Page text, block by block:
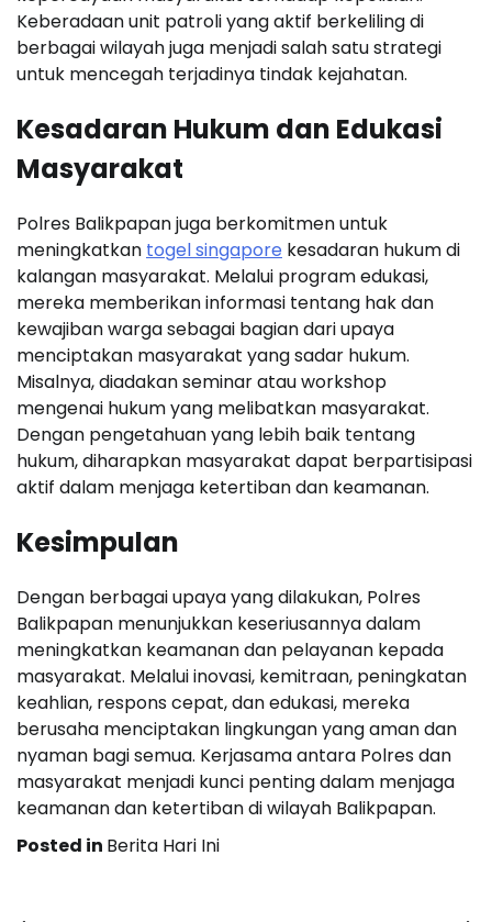
Keberadaan unit patroli yang aktif berkeliling di
berbagai wilayah juga menjadi salah satu strategi
untuk mencegah terjadinya tindak kejahatan.
Kesadaran Hukum dan Edukasi
Masyarakat
Polres Balikpapan juga berkomitmen untuk
meningkatkan togel singapore kesadaran hukum di
kalangan masyarakat. Melalui program edukasi,
mereka memberikan informasi tentang hak dan
kewajiban warga sebagai bagian dari upaya
menciptakan masyarakat yang sadar hukum.
Misalnya, diadakan seminar atau workshop
mengenai hukum yang melibatkan masyarakat.
Dengan pengetahuan yang lebih baik tentang
hukum, diharapkan masyarakat dapat berpartisipasi
aktif dalam menjaga ketertiban dan keamanan.
Kesimpulan
Dengan berbagai upaya yang dilakukan, Polres
Balikpapan menunjukkan keseriusannya dalam
meningkatkan keamanan dan pelayanan kepada
masyarakat. Melalui inovasi, kemitraan, peningkatan
keahlian, respons cepat, dan edukasi, mereka
berusaha menciptakan lingkungan yang aman dan
nyaman bagi semua. Kerjasama antara Polres dan
masyarakat menjadi kunci penting dalam menjaga
keamanan dan ketertiban di wilayah Balikpapan.
Posted in Berita Hari Ini